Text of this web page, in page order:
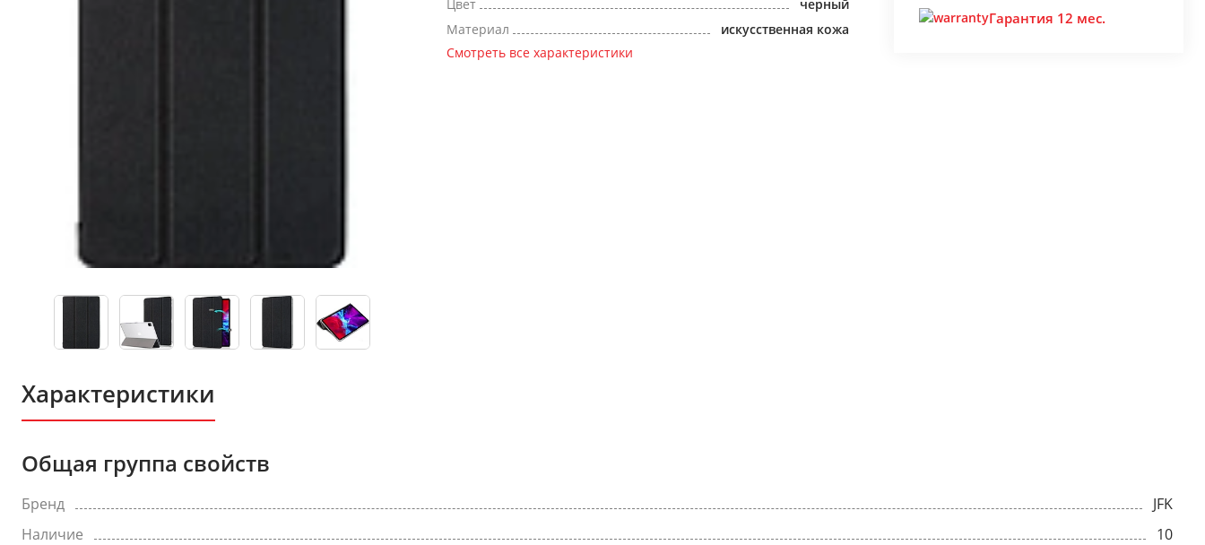
Цвет
черный
Материал
искусственная кожа
Смотреть все характеристики
Гарантия 12 мес.
Характеристики
Общая группа свойств
Бренд
JFK
Наличие
10